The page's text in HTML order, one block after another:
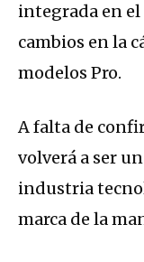
integrada en el
cambios en la
modelos Pro.
A falta de
volverá a ser
industria
marca de la